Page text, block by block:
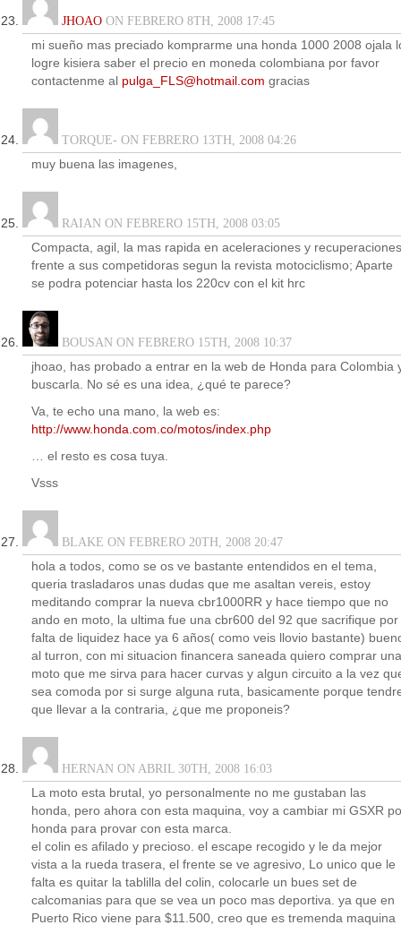
JHOAO ON FEBRERO 8TH, 2008 17:45
mi sueño mas preciado komprarme una honda 1000 2008 ojala
logre kisiera saber el precio en moneda colombiana por favor
contactenme al pulga_FLS@hotmail.com gracias
TORQUE- ON FEBRERO 13TH, 2008 04:26
muy buena las imagenes,
RAIAN ON FEBRERO 15TH, 2008 03:05
Compacta, agil, la mas rapida en aceleraciones y recuperaciones
frente a sus competidoras segun la revista motociclismo; Aparte
se podra potenciar hasta los 220cv con el kit hrc
BOUSAN ON FEBRERO 15TH, 2008 10:37
jhoao, has probado a entrar en la web de Honda para Colombia
buscarla. No sé es una idea, ¿qué te parece?
Va, te echo una mano, la web es:
http://www.honda.com.co/motos/index.php
… el resto es cosa tuya.
Vsss
BLAKE ON FEBRERO 20TH, 2008 20:47
hola a todos, como se os ve bastante entendidos en el tema,
queria trasladaros unas dudas que me asaltan vereis, estoy
meditando comprar la nueva cbr1000RR y hace tiempo que no
ando en moto, la ultima fue una cbr600 del 92 que sacrifique por
falta de liquidez hace ya 6 años( como veis llovio bastante)
al turron, con mi situacion financera saneada quiero comprar una
moto que me sirva para hacer curvas y algun circuito a la vez
sea comoda por si surge alguna ruta, basicamente porque
que llevar a la contraria, ¿que me proponeis?
HERNAN ON ABRIL 30TH, 2008 16:03
La moto esta brutal, yo personalmente no me gustaban las
honda, pero ahora con esta maquina, voy a cambiar mi GSXR
honda para provar con esta marca.
el colin es afilado y precioso. el escape recogido y le da mejor
vista a la rueda trasera, el frente se ve agresivo, Lo unico que le
falta es quitar la tablilla del colin, colocarle un bues set de
calcomanias para que se vea un poco mas deportiva. ya que en
Puerto Rico viene para $11.500, creo que es tremenda maquina